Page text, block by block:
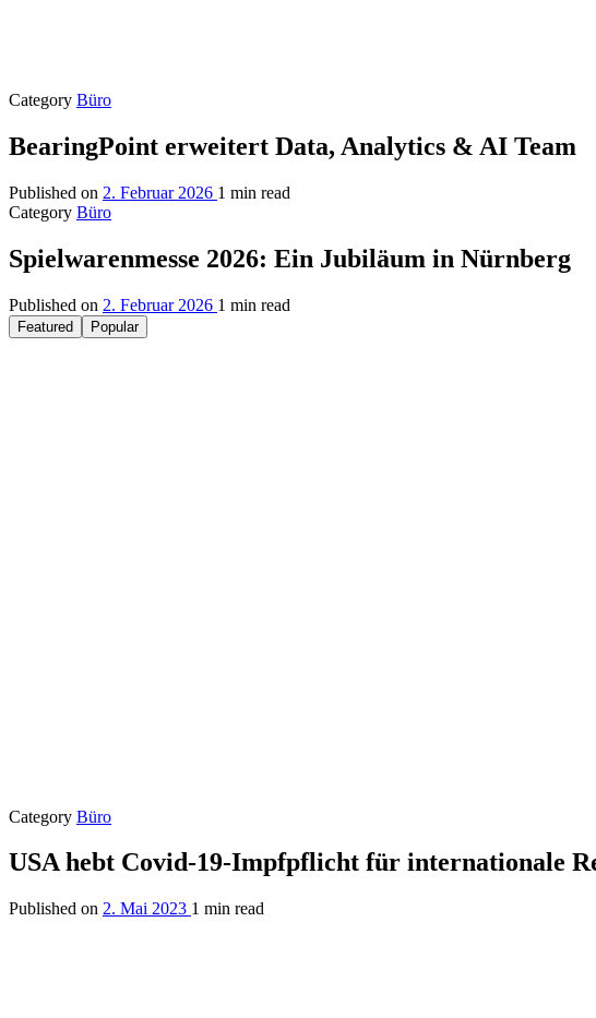
Category Büro
BearingPoint erweitert Data, Analytics & AI Team
Published on 2. Februar 2026 1 min read
Category Büro
Spielwarenmesse 2026: Ein Jubiläum in Nürnberg
Published on 2. Februar 2026 1 min read
Featured Popular
Category Büro
USA hebt Covid-19-Impfpflicht für internationale
Published on 2. Mai 2023 1 min read